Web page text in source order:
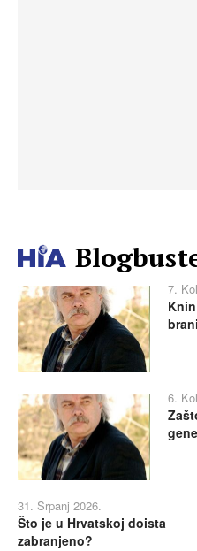
7.
6.
31. Srpanj 2026.
Što je u Hrvatskoj doista
zabranjeno?